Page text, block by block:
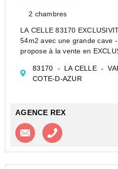
2 chambres
LA CELLE 83170
54m2 avec une grande cave
propose à la vente en
Celle
Elle comprend, en RDC une
83170 LA CELLE
COTE-D-AZUR
AGENCE REX
Contacter l'agence